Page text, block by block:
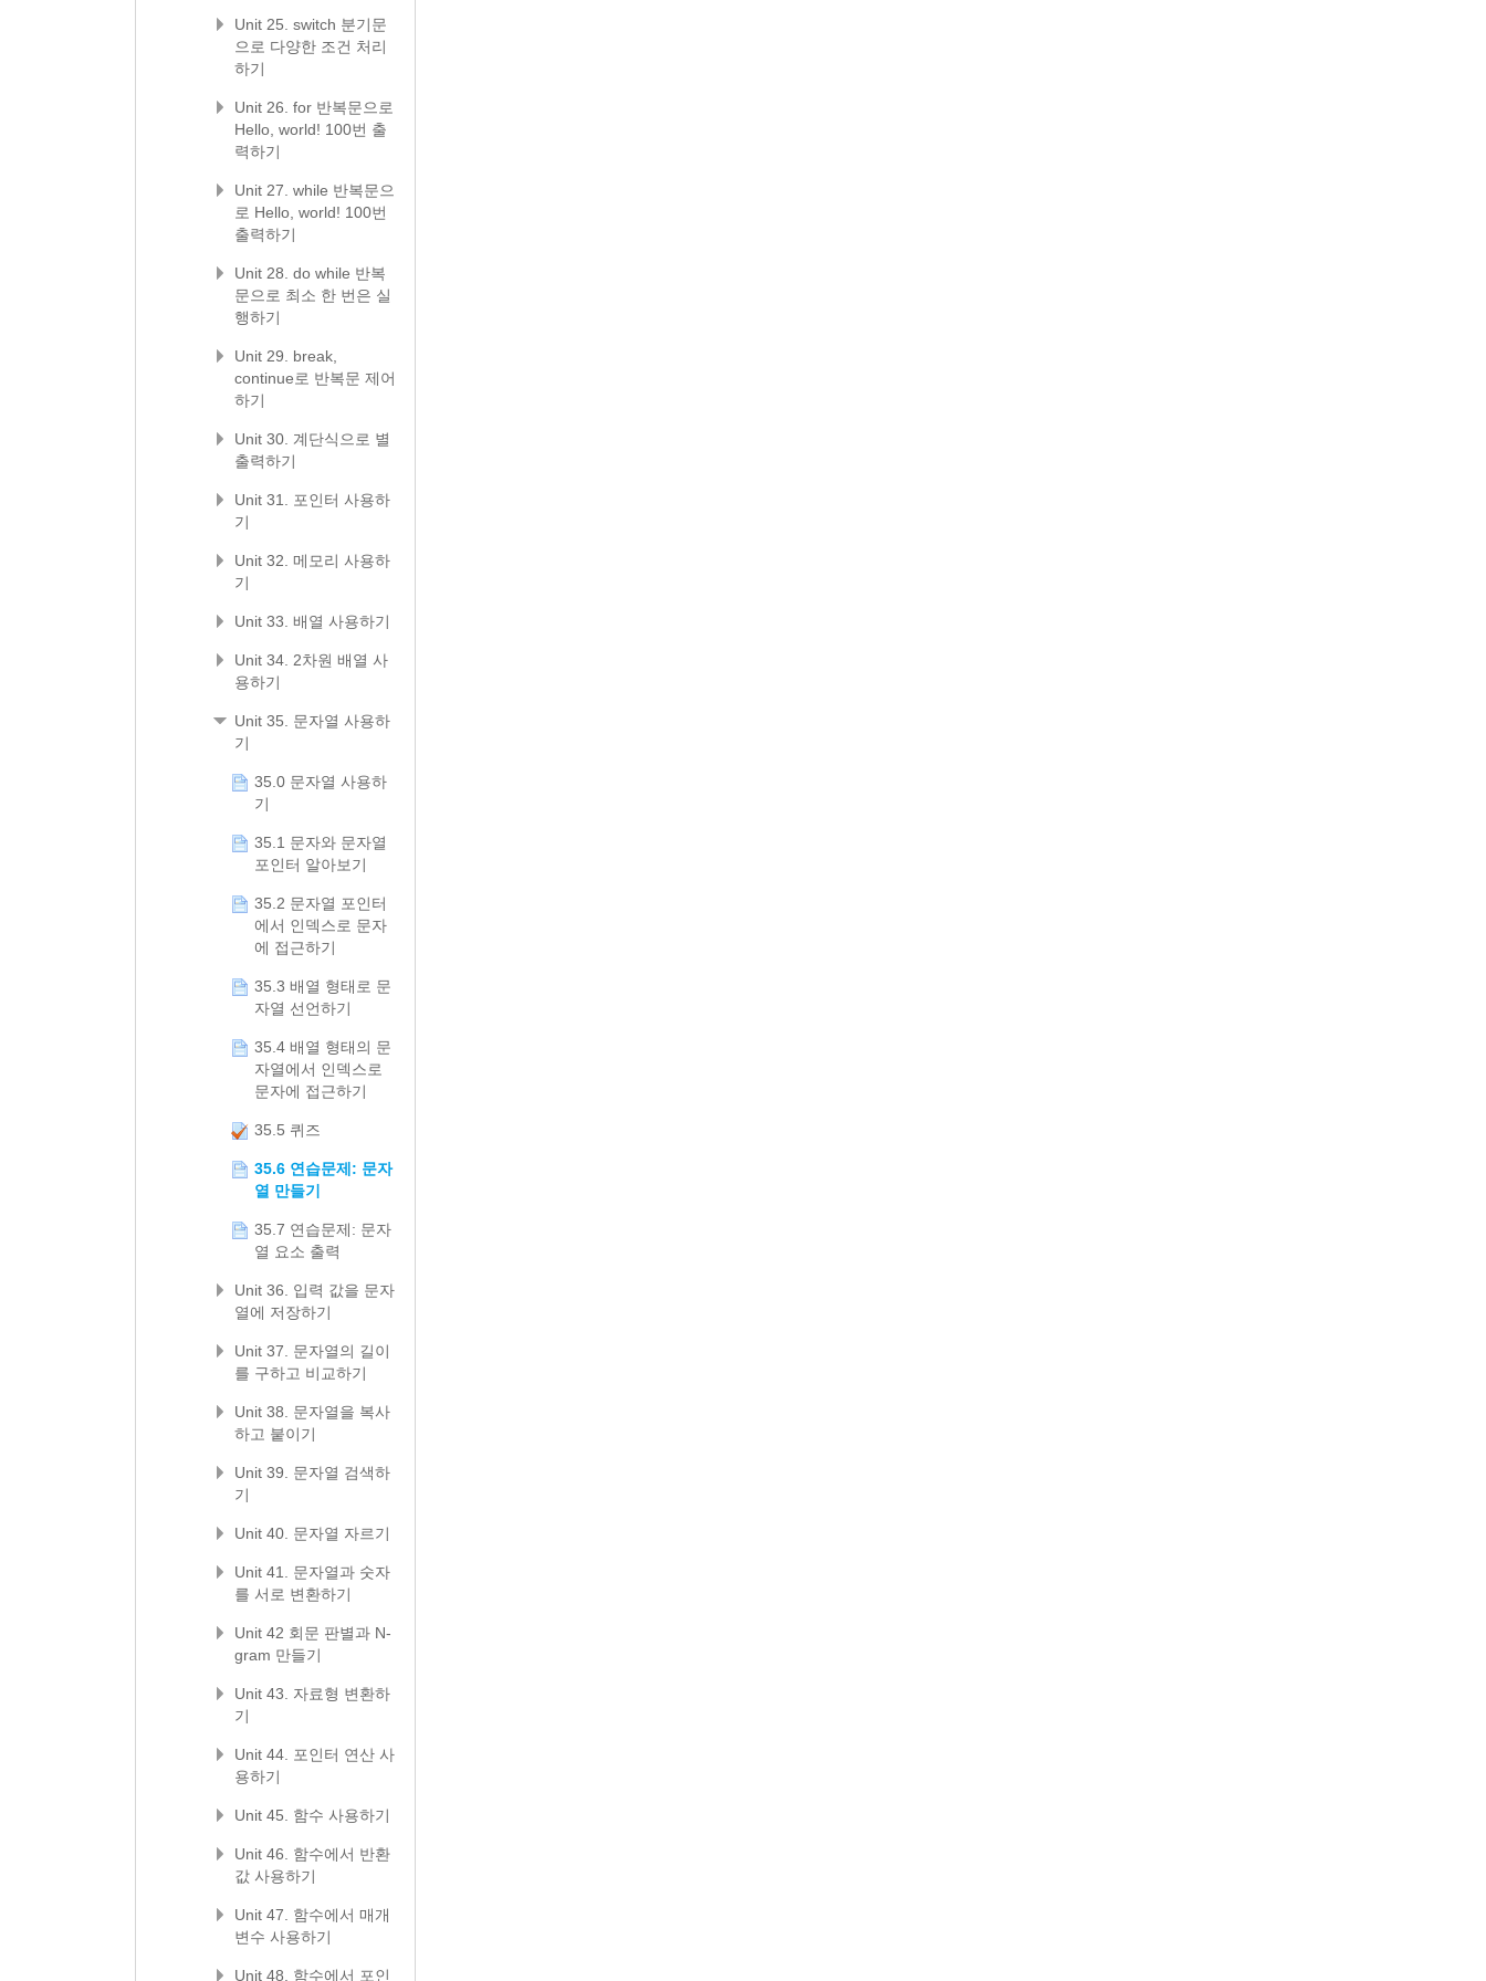
Unit 25. switch 분기문
으로 다양한 조건 처리
하기
Unit 26. for 반복문으로
Hello, world! 100번 출
력하기
Unit 27. while 반복문으
로 Hello, world! 100번
출력하기
Unit 28. do while 반복
문으로 최소 한 번은 실
행하기
Unit 29. break,
continue로 반복문 제어
하기
Unit 30. 계단식으로 별
출력하기
Unit 31. 포인터 사용하
기
Unit 32. 메모리 사용하
기
Unit 33. 배열 사용하기
Unit 34. 2차원 배열 사
용하기
Unit 35. 문자열 사용하
기
35.0 문자열 사용하
기
35.1 문자와 문자열
포인터 알아보기
35.2 문자열 포인터
에서 인덱스로 문자
에 접근하기
35.3 배열 형태로 문
자열 선언하기
35.4 배열 형태의 문
자열에서 인덱스로
문자에 접근하기
35.5 퀴즈
35.6 연습문제: 문자
열 만들기
35.7 연습문제: 문자
열 요소 출력
Unit 36. 입력 값을 문자
열에 저장하기
Unit 37. 문자열의 길이
를 구하고 비교하기
Unit 38. 문자열을 복사
하고 붙이기
Unit 39. 문자열 검색하
기
Unit 40. 문자열 자르기
Unit 41. 문자열과 숫자
를 서로 변환하기
Unit 42 회문 판별과 N-
gram 만들기
Unit 43. 자료형 변환하
기
Unit 44. 포인터 연산 사
용하기
Unit 45. 함수 사용하기
Unit 46. 함수에서 반환
값 사용하기
Unit 47. 함수에서 매개
변수 사용하기
Unit 48. 함수에서 포인